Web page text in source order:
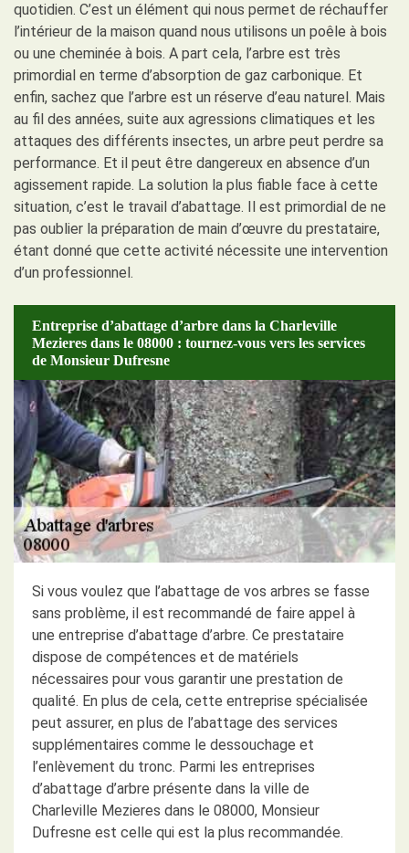
quotidien. C’est un élément qui nous permet de réchauffer
l’intérieur de la maison quand nous utilisons un poêle à bois
ou une cheminée à bois. A part cela, l’arbre est très
primordial en terme d’absorption de gaz carbonique. Et
enfin, sachez que l’arbre est un réserve d’eau naturel. Mais
au fil des années, suite aux agressions climatiques et les
attaques des différents insectes, un arbre peut perdre sa
performance. Et il peut être dangereux en absence d’un
agissement rapide. La solution la plus fiable face à cette
situation, c’est le travail d’abattage. Il est primordial de ne
pas oublier la préparation de main d’œuvre du prestataire,
étant donné que cette activité nécessite une intervention
d’un professionnel.
Entreprise d’abattage d’arbre dans la Charleville
Mezieres dans le 08000 : tournez-vous vers les services
de Monsieur Dufresne
Si vous voulez que l’abattage de vos arbres se fasse
sans problème, il est recommandé de faire appel à
une entreprise d’abattage d’arbre. Ce prestataire
dispose de compétences et de matériels
nécessaires pour vous garantir une prestation de
qualité. En plus de cela, cette entreprise spécialisée
peut assurer, en plus de l’abattage des services
supplémentaires comme le dessouchage et
l’enlèvement du tronc. Parmi les entreprises
d’abattage d’arbre présente dans la ville de
Charleville Mezieres dans le 08000, Monsieur
Dufresne est celle qui est la plus recommandée.